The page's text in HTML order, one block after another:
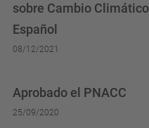
sobre Cambio
Español
08/12/2021
Aprobado el PNACC
25/09/2020